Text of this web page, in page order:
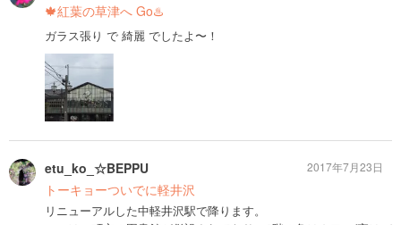
🍁紅葉の草津へ Go♨️
ガラス張り で 綺麗 でしたよ〜！
etu_ko_☆BEPPU
トーキョーついでに軽井沢
リニューアルした中軽井沢駅で降ります。
2017年7月23日